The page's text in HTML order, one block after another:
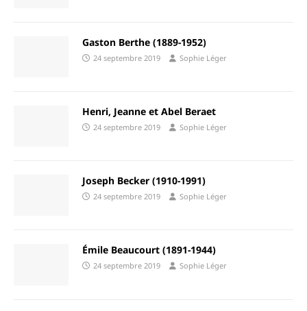
Gaston Berthe (1889-1952)
24 septembre 2019 Sophie Léger
Henri, Jeanne et Abel Beraet
24 septembre 2019 Sophie Léger
Joseph Becker (1910-1991)
24 septembre 2019 Sophie Léger
Émile Beaucourt (1891-1944)
24 septembre 2019 Sophie Léger